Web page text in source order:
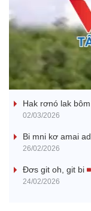
Nhớ bạn
Hak rơnó lak
02/03/2026
Bi mni kơ amai
26/02/2026
Đơs git oh, git bi
24/02/2026